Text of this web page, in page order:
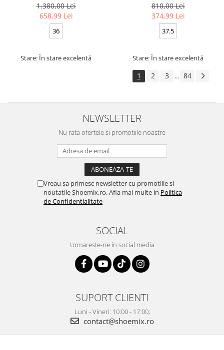
1.380,00 Lei
658,99 Lei
36
Stare: În stare excelentă
810,00 Lei
374,99 Lei
37.5
Stare: În stare excelentă
1 2 3 ... 84
NEWSLETTER
Nu rata ofertele si promotiile noastre
Vreau sa primesc newsletter cu promotiile si
noutatile Shoemix.ro. Afla mai multe in Politica
de Confidentialitate
SOCIAL
Urmareste-ne in social media
SUPORT CLIENTI
Luni - Vineri: 10:00 - 17:00;
contact@shoemix.ro